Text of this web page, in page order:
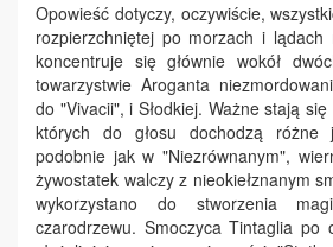
Opowieść dotyczy, oczywiście,
rozpierzchniętej po morzach i lądach
koncentruje się głównie wokół
towarzystwie Aroganta
do "Vivacii", i Słodkiej. Ważne stają
których do głosu dochodzą
podobnie jak w "Niezrównanym",
żywostatek walczy z nieokiełznanym
wykorzystano do stworzenia
czarodrzewu. Smoczyca Tintaglia po